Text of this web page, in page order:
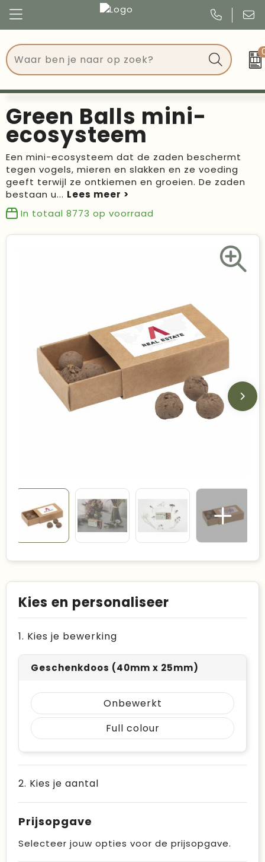
Tassen
Drinkwaren
Events
Give Aways
Geschenken
Kantoorartikelen
Recycled
Bestsellers
Congres
Events
Kerst
Verjaardagen
Voetbal, EK en WK
Green Balls mini-
ecosysteem
Een mini-ecosysteem dat de zaden beschermt
tegen vogels, mieren en slakken en ze voeding
geeft terwijl ze ontkiemen en groeien. De zaden
bestaan u...
In totaal 8773 op voorraad
Kies en personaliseer
1. Kies je bewerking
Geschenkdoos (40mm x 25mm)
Onbewerkt
Full colour
2. Kies je aantal
Prijsopgave
Selecteer jouw opties voor de prijsopgave.